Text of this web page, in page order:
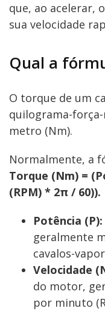
que, ao acelerar,
sua velocidade
Qual a
O torque de um
quilograma-
metro (Nm).
Normalmente, a
Torque (Nm) =
(RPM) * 2π / 60)).
Potência (P):
geralmente
cavalos-
Velocidade
do motor,
por minuto